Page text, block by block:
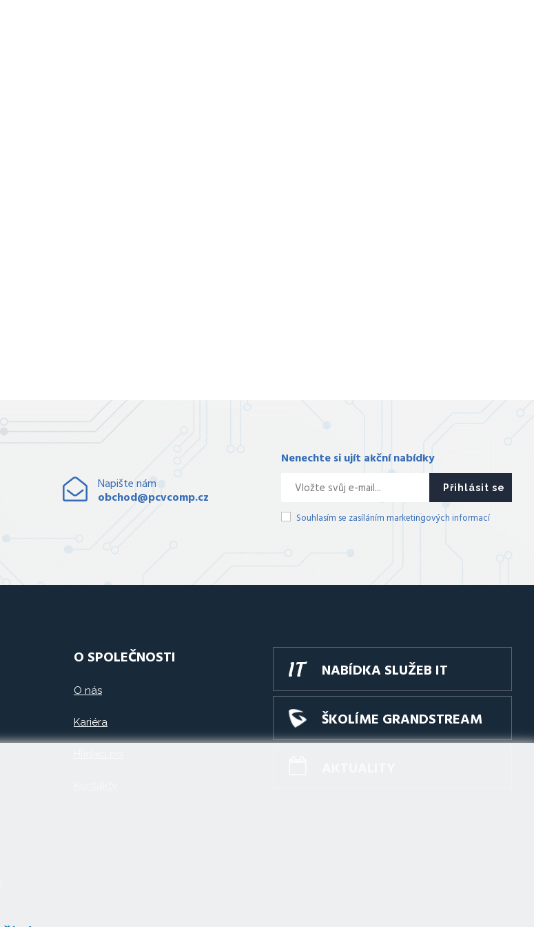
Napište nám
obchod@pcvcomp.cz
Nenechte si ujít akční nabídky
Přihlásit se
Souhlasím se zasíláním marketingových informací
O SPOLEČNOSTI
O nás
Kariéra
NABÍDKA SLUŽEB IT
ŠKOLÍME GRANDSTREAM